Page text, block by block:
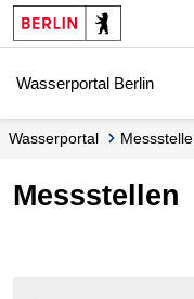
Springe zur Navigation
Springe zum Inhalt
Wasserportal Berlin
Wasserportal Messstelle
Messstellen